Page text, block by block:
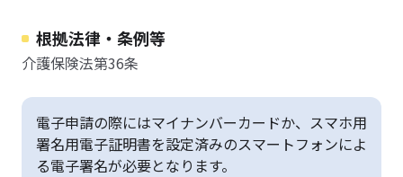
根拠法律・条例等
介護保険法第36条
電子申請の際にはマイナンバーカードか、スマホ用
署名用電子証明書を設定済みのスマートフォンによ
る電子署名が必要となります。